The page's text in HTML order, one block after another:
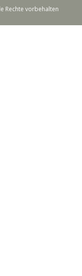
Rechte vorbehalten